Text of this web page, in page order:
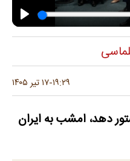
۱۹:۲۹-۱۷ تیر ۱۴۰۵
دهد، امشب به ایران